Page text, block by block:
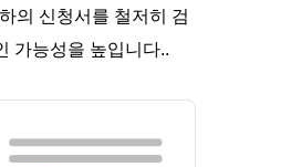
의 신청서를 철저히 검
가능성을 높입니다..